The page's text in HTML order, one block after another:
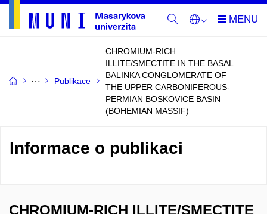
Publikace
CHROMIUM-RICH
ILLITE/SMECTITE IN THE BASAL
BALINKA CONGLOMERATE OF
THE UPPER CARBONIFEROUS-
PERMIAN BOSKOVICE BASIN
(BOHEMIAN MASSIF)
Informace o publikaci
CHROMIUM-RICH ILLITE/SMECTITE